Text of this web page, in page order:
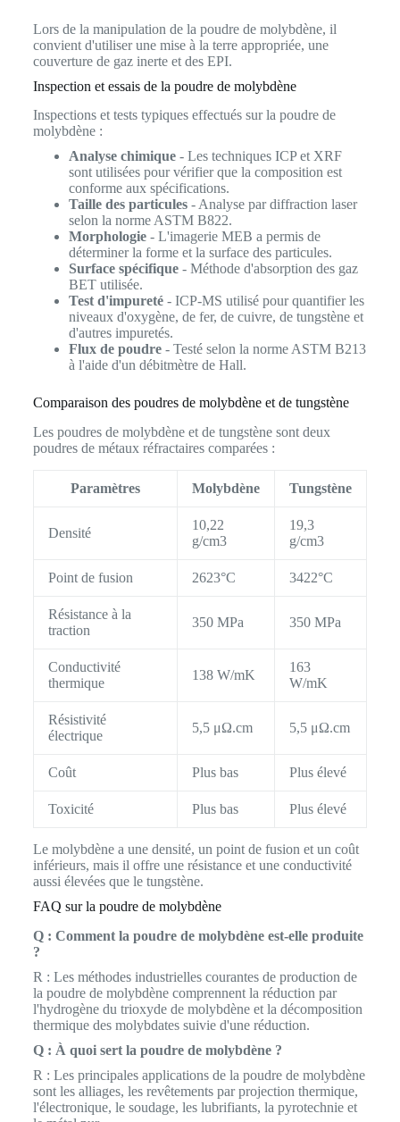
Lors de la manipulation de la poudre de molybdène, il
convient d'utiliser une mise à la terre appropriée, une
couverture de gaz inerte et des EPI.
Inspection et essais de la poudre de molybdène
Inspections et tests typiques effectués sur la poudre de
molybdène :
Analyse chimique- Les techniques ICP et XRF
sont utilisées pour vérifier que la composition est
conforme aux spécifications.
Taille des particules- Analyse par diffraction laser
selon la norme ASTM B822.
Morphologie- L'imagerie MEB a permis de
déterminer la forme et la surface des particules.
Surface spécifique- Méthode d'absorption des gaz
BET utilisée.
Test d'impureté- ICP-MS utilisé pour quantifier les
niveaux d'oxygène, de fer, de cuivre, de tungstène et
d'autres impuretés.
Flux de poudre- Testé selon la norme ASTM B213
à l'aide d'un débitmètre de Hall.
Comparaison des poudres de molybdène et de tungstène
Les poudres de molybdène et de tungstène sont deux
poudres de métaux réfractaires comparées :
Paramètres Molybdène Tungstène
Densité
10,22
g/cm3
19,3
g/cm3
Point de fusion 2623°C 3422°C
Résistance à la
traction
350 MPa 350 MPa
Conductivité
thermique
138 W/mK
163
W/mK
Résistivité
électrique
5,5 μΩ.cm 5,5 μΩ.cm
Coût Plus bas Plus élevé
Toxicité Plus bas Plus élevé
Le molybdène a une densité, un point de fusion et un coût
inférieurs, mais il offre une résistance et une conductivité
aussi élevées que le tungstène.
FAQ sur la poudre de molybdène
Q : Comment la poudre de molybdène est-elle produite
?
R : Les méthodes industrielles courantes de production de
la poudre de molybdène comprennent la réduction par
l'hydrogène du trioxyde de molybdène et la décomposition
thermique des molybdates suivie d'une réduction.
Q : À quoi sert la poudre de molybdène ?
R : Les principales applications de la poudre de molybdène
sont les alliages, les revêtements par projection thermique,
l'électronique, le soudage, les lubrifiants, la pyrotechnie et